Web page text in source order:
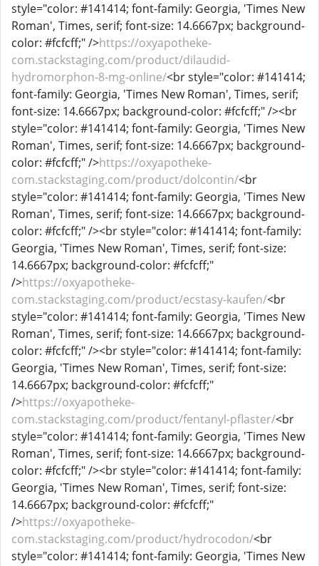
style="color: #141414; font-family: Georgia, 'Times New
Roman', Times, serif; font-size: 14.6667px; background-
color: #fcfcff;" />https://oxyapotheke-
com.stackstaging.com/product/dilaudid-
hydromorphon-8-mg-online/<br style="color: #141414;
font-family: Georgia, 'Times New Roman', Times, serif;
font-size: 14.6667px; background-color: #fcfcff;" /><br
style="color: #141414; font-family: Georgia, 'Times New
Roman', Times, serif; font-size: 14.6667px; background-
color: #fcfcff;" />https://oxyapotheke-
com.stackstaging.com/product/dolcontin/<br
style="color: #141414; font-family: Georgia, 'Times New
Roman', Times, serif; font-size: 14.6667px; background-
color: #fcfcff;" /><br style="color: #141414; font-family:
Georgia, 'Times New Roman', Times, serif; font-size:
14.6667px; background-color: #fcfcff;"
/>https://oxyapotheke-
com.stackstaging.com/product/ecstasy-kaufen/<br
style="color: #141414; font-family: Georgia, 'Times New
Roman', Times, serif; font-size: 14.6667px; background-
color: #fcfcff;" /><br style="color: #141414; font-family:
Georgia, 'Times New Roman', Times, serif; font-size:
14.6667px; background-color: #fcfcff;"
/>https://oxyapotheke-
com.stackstaging.com/product/fentanyl-pflaster/<br
style="color: #141414; font-family: Georgia, 'Times New
Roman', Times, serif; font-size: 14.6667px; background-
color: #fcfcff;" /><br style="color: #141414; font-family:
Georgia, 'Times New Roman', Times, serif; font-size:
14.6667px; background-color: #fcfcff;"
/>https://oxyapotheke-
com.stackstaging.com/product/hydrocodon/<br
style="color: #141414; font-family: Georgia, 'Times New